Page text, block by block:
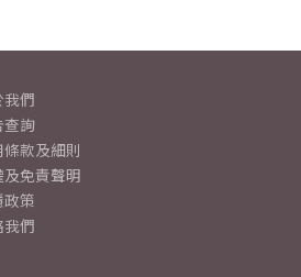
我們
查詢
款及細則
及免責聲明
策
們